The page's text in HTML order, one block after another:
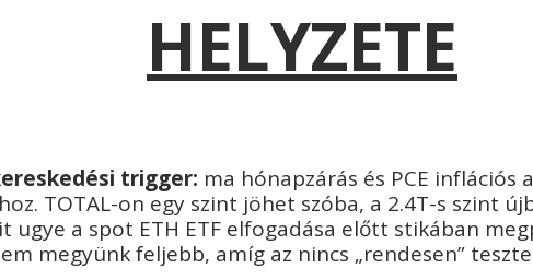
HELYZETE
trigger: ma hónapzárás és PCE inflációs
TOTAL-on egy szint jöhet szóba, a 2.4T-s szint
ugye a spot ETH ETF elfogadása előtt stikában
megyünk feljebb, amíg az nincs „rendesen”